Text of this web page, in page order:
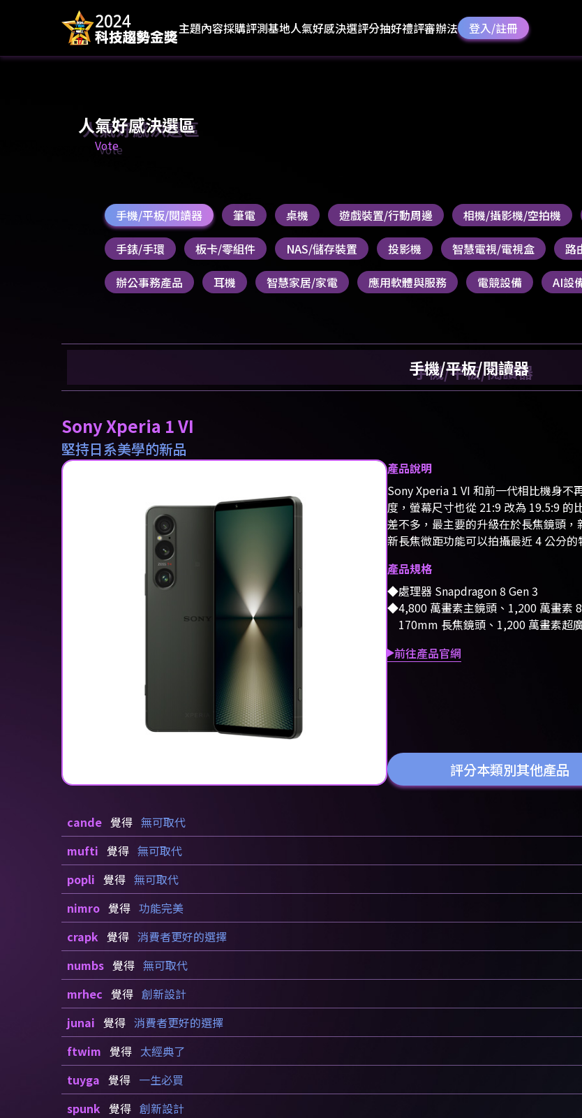
主題內容採購評測基地人氣好感決選評分抽好禮評審辦法 登入/註冊
人氣好感決選區
Vote
手機/平板/閱讀器 筆電 桌機 遊戲裝置/行動周邊 相機/攝影機/空拍機
手錶/手環
板卡/零組件 NAS/儲存裝置 投影機 智慧電視/電視盒 路
辦公事務產品
耳機 智慧家居/家電 應用軟體與服務 電競設備 AI設
手機/平板/閱讀器
Sony Xperia 1 VI
堅持日系美學的新品
產品說明
Sony Xperia 1 VI 和前一代相比機身
度，螢幕尺寸也從 21:9 改為 19.5:9 的
差不多，最主要的升級在於長焦鏡頭
新長焦微距功能可以拍攝最近 4 公分的
產品規格
處理器 Snapdragon 8 Gen 3
4,800 萬畫素主鏡頭、1,200 萬畫素
170mm 長焦鏡頭、1,200 萬畫素超
前往產品官網
評分本類別其他產品
cande 覺得 無可取代
mufti 覺得 無可取代
popli 覺得 無可取代
nimro 覺得 功能完美
crapk 覺得 消費者更好的選擇
numbs 覺得 無可取代
mrhec 覺得 創新設計
junai 覺得 消費者更好的選擇
ftwim 覺得 太經典了
tuyga 覺得 一生必買
spunk 覺得 創新設計